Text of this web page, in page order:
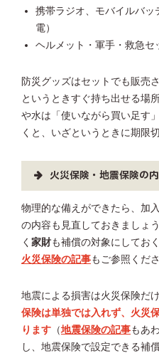
携帯ラジオ、モバイルバ
電）
ヘルメット・軍手・救急セ
防災グッズはセットでも販売
というときすぐ持ち出せる場
や水は「使いながら買い足す
くと、いざというときに期限
火災保険・地震保険の
物理的な備えができたら、加
の内容も見直しておきましょ
く 家財も補償の対象にしてお
火災保険の記事もご参照くだ
地震による損害は火災保険だ
保険は単独では入れず、火災
ります （地震保険の記事もあ
し、地震保険で設定できる補